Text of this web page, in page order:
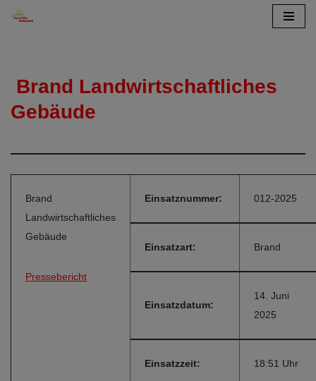
springen
Brand Landwirtschaftliches
Gebäude
Brand
Landwirtschaftliches
Gebäude
Pressebericht
Einsatznummer: 012-2025
Einsatzart: Brand
Einsatzdatum:
14. Juni
2025
Einsatzzeit: 18:51 Uhr